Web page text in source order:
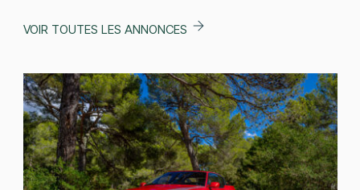
VOIR TOUTES LES ANNONCES